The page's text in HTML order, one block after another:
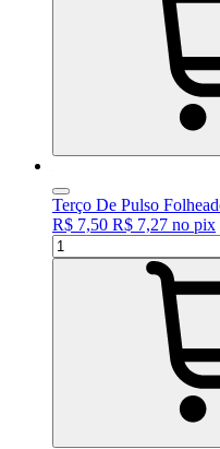
Terço De Pulso
R$ 7,50 R$ 7,27 no pix